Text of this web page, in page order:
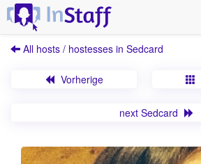
All hosts / hostesses in Sedcard
Vorherige
next Sedcard